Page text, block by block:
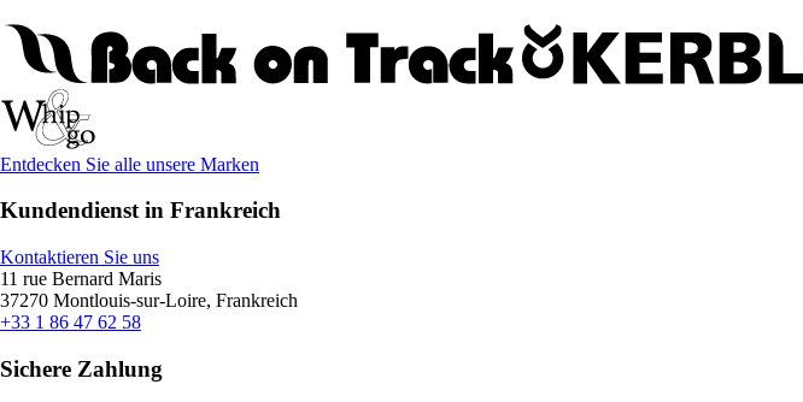
Entdecken Sie alle unsere Marken
Kundendienst in Frankreich
Kontaktieren Sie uns
11 rue Bernard Maris
37270 Montlouis-sur-Loire, Frankreich
+33 1 86 47 62 58
Sichere Zahlung